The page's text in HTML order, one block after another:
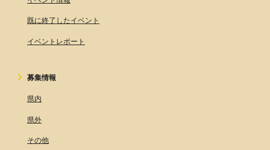
既に終了したイベント
イベントレポート
募集情報
県内
県外
その他